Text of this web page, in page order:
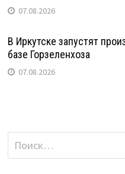
07.08.2026
В Иркутске запустят
базе Горзеленхоза
07.08.2026
Найти: